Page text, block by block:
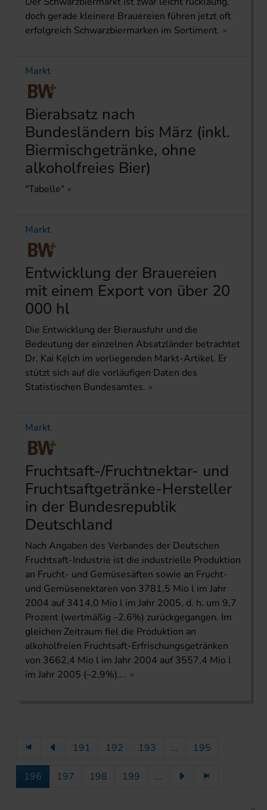
doch gerade kleinere Brauereien führen jetzt oft
erfolgreich Schwarzbiermarken im Sortiment.
Markt
Bierabsatz nach
Bundesländern bis März (inkl.
Biermischgetränke, ohne
alkoholfreies Bier)
"Tabelle"
Markt
Entwicklung der Brauereien
mit einem Export von über 20
000 hl
Die Entwicklung der Bierausfuhr und die
Bedeutung der einzelnen Absatzländer betrachtet
Dr. Kai Kelch im vorliegenden Markt-Artikel. Er
stützt sich auf die vorläufigen Daten des
Statistischen Bundesamtes.
Markt
Fruchtsaft-/Fruchtnektar- und
Fruchtsaftgetränke-Hersteller
in der Bundesrepublik
Deutschland
Nach Angaben des Verbandes der Deutschen
Fruchtsaft-Industrie ist die industrielle Produktion
an Frucht- und Gemüsesäften sowie an Frucht-
und Gemüsenektaren von 3781,5 Mio l im Jahr
2004 auf 3414,0 Mio l im Jahr 2005, d. h. um 9,7
Prozent (wertmäßig –2,6%) zurückgegangen. Im
gleichen Zeitraum fiel die Produktion an
alkoholfreien Fruchtsaft-Erfrischungsgetränken
von 3662,4 Mio l im Jahr 2004 auf 3557,4 Mio l
im Jahr 2005 (–2,9%)....
191 192 193 ... 195
196 197 198 199 ...